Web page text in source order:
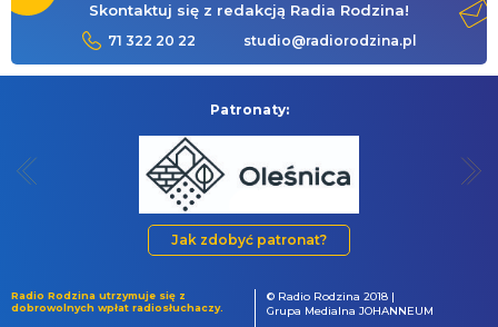
Skontaktuj się z redakcją Radia Rodzina!
71 322 20 22 studio@radiorodzina.pl
Patronaty:
Jak zdobyć patronat?
Radio Rodzina utrzymuje się z
dobrowolnych wpłat radiosłuchaczy.
© Radio Rodzina 2018 |
Grupa Medialna JOHANNEUM